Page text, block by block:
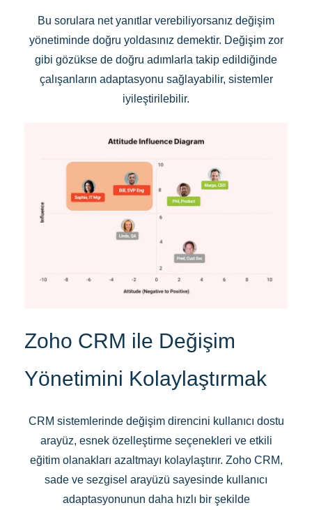
Bu sorulara net yanıtlar verebiliyorsanız değişim
yönetiminde doğru yoldasınız demektir. Değişim zor
gibi gözükse de doğru adımlarla takip edildiğinde
çalışanların adaptasyonu sağlayabilir, sistemler
iyileştirilebilir.
Zoho CRM ile Değişim
Yönetimini Kolaylaştırmak
CRM sistemlerinde değişim direncini kullanıcı dostu
arayüz, esnek özelleştirme seçenekleri ve etkili
eğitim olanakları azaltmayı kolaylaştırır. Zoho CRM,
sade ve sezgisel arayüzü sayesinde kullanıcı
adaptasyonunun daha hızlı bir şekilde